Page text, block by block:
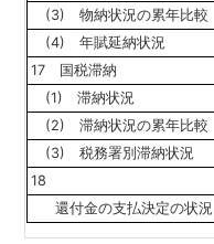
(3) 物納状況の累年比較
(4) 年賦延納状況
17 国税滞納
(1) 滞納状況
(2) 滞納状況の累年比較
(3) 税務署別滞納状況
18
還付金の支払決定の状況